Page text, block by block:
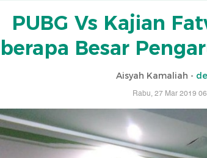
PUBG Vs Kajian
Besar
Aisyah Kamaliah -
Rabu, 27 Mar 2019